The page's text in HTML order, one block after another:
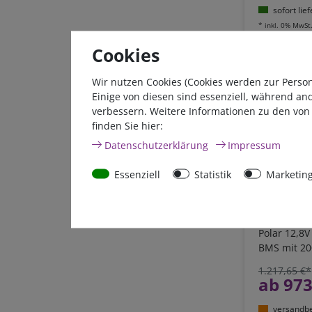
sofort
* inkl. 0% MwSt.
- 20 %
Polar
BMS mit
1.217,65 €*
ab
Cookies
Wir nutzen Cookies (Cookies werden zur
Einige von diesen sind essenziell, während
verbessern. Weitere Informationen zu den
finden Sie hier:
Daten­schutz­erklärung
Impressum
Essenziell Statistik